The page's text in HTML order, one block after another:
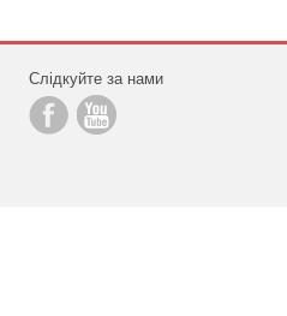
Слідкуйте за нами